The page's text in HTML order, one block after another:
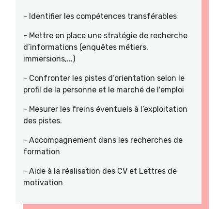
- Identifier les compétences transférables
- Mettre en place une stratégie de recherche
d’informations (enquêtes métiers,
immersions,...)
- Confronter les pistes d’orientation selon le
profil de la personne et le marché de l'emploi
- Mesurer les freins éventuels à l’exploitation
des pistes.
- Accompagnement dans les recherches de
formation
- Aide à la réalisation des CV et Lettres de
motivation